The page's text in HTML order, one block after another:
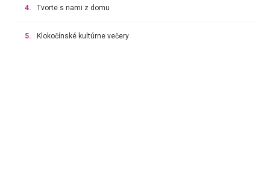
4. Tvorte s nami z domu
5. Klokočínské kultúrne večery